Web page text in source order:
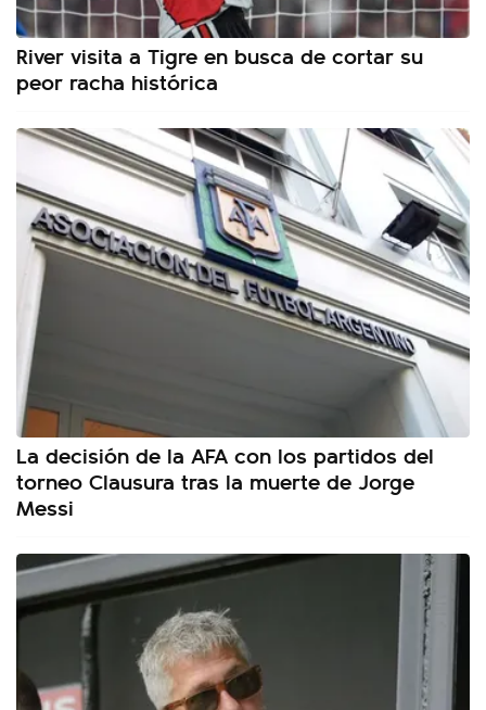
River visita a Tigre en busca de cortar su
peor racha histórica
La decisión de la AFA con los partidos del
torneo Clausura tras la muerte de Jorge
Messi